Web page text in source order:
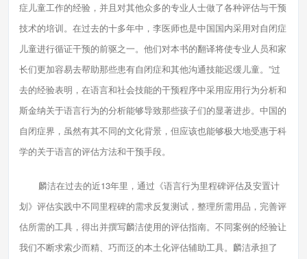
症儿童工作的经验，并且对其他众多的专业人士做了各种评估与干预
技术的培训。在过去的十多年中，李医师也是中国国内采用对自闭症
儿童进行循证干预的前驱之一。他们对本书的翻译将使专业人员和家
长们更加容易去帮助那些患有自闭症和其他沟通技能迟缓儿童。”过
去的经验表明，在语言和社会技能的干预程序中采用应用行为分析和
斯金纳关于语言行为的分析能够导致那些孩子们的显著进步。中国的
自闭症界，虽然有其不同的文化背景，但应该也能够极大地受惠于科
学的关于语言的评估方法和干预手段。
麟洁在过去的近13年里，通过《语言行为里程碑评估及安置计
划》评估实践中不同里程碑的需求反复测试，整理所需用品，完善评
估所需的工具，得出并撰写麟洁使用的评估指南。不同案例的经验让
我们不断求索少而精、巧而泛的本土化评估辅助工具。麟洁承担了